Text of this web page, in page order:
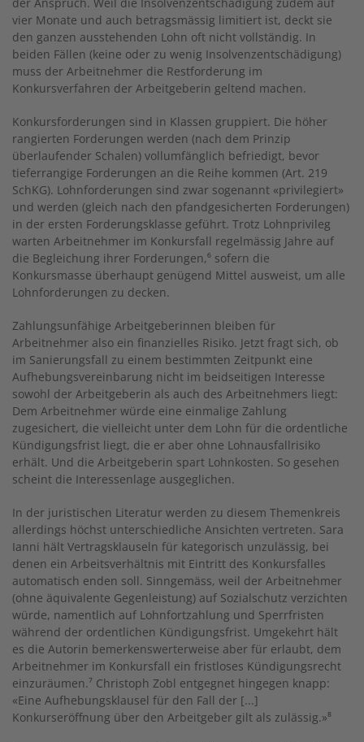
der Anspruch. Weil die Insolvenzentschädigung zudem auf
vier Monate und auch betragsmässig limitiert ist, deckt sie
den ganzen ausstehenden Lohn oft nicht vollständig. In
beiden Fällen (keine oder zu wenig Insolvenzentschädigung)
muss der Arbeitnehmer die Restforderung im
Konkursverfahren der Arbeitgeberin geltend machen.
Konkursforderungen sind in Klassen gruppiert. Die höher
rangierten Forderungen werden (nach dem Prinzip
überlaufender Schalen) vollumfänglich befriedigt, bevor
tieferrangige Forderungen an die Reihe kommen (Art. 219
SchKG). Lohnforderungen sind zwar sogenannt «privilegiert»
und werden (gleich nach den pfandgesicherten Forderungen)
in der ersten Forderungsklasse geführt. Trotz Lohnprivileg
warten Arbeitnehmer im Konkursfall regelmässig Jahre auf
die Begleichung ihrer Forderungen,⁶ sofern die
Konkursmasse überhaupt genügend Mittel ausweist, um alle
Lohnforderungen zu decken.
Zahlungsunfähige Arbeitgeberinnen bleiben für
Arbeitnehmer also ein finanzielles Risiko. Jetzt fragt sich, ob
im Sanierungsfall zu einem bestimmten Zeitpunkt eine
Aufhebungsvereinbarung nicht im beidseitigen Interesse
sowohl der Arbeitgeberin als auch des Arbeitnehmers liegt:
Dem Arbeitnehmer würde eine einmalige Zahlung
zugesichert, die vielleicht unter dem Lohn für die ordentliche
Kündigungsfrist liegt, die er aber ohne Lohnausfallrisiko
erhält. Und die Arbeitgeberin spart Lohnkosten. So gesehen
scheint die Interessenlage ausgeglichen.
In der juristischen Literatur werden zu diesem Themenkreis
allerdings höchst unterschiedliche Ansichten vertreten. Sara
Ianni hält Vertragsklauseln für kategorisch unzulässig, bei
denen ein Arbeitsverhältnis mit Eintritt des Konkursfalles
automatisch enden soll. Sinngemäss, weil der Arbeitnehmer
(ohne äquivalente Gegenleistung) auf Sozialschutz verzichten
würde, namentlich auf Lohnfortzahlung und Sperrfristen
während der ordentlichen Kündigungsfrist. Umgekehrt hält
es die Autorin bemerkenswerterweise aber für erlaubt, dem
Arbeitnehmer im Konkursfall ein fristloses Kündigungsrecht
einzuräumen.⁷ Christoph Zobl entgegnet hingegen knapp:
«Eine Aufhebungsklausel für den Fall der [...]
Konkurseröffnung über den Arbeitgeber gilt als zulässig.»⁸